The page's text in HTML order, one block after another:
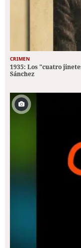
CRIMEN
1935: Los "cuatro
Sánchez